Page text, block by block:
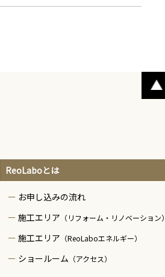
ReoLaboとは
お申し込みの流れ
施工エリア （リフォーム・リノベーション）
施工エリア （ReoLaboエネルギー）
ショールーム （アクセス）